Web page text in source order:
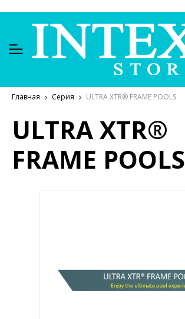
Главная Серия ULTRA XTR® FRAME POOLS
ULTRA XTR®
FRAME POOLS